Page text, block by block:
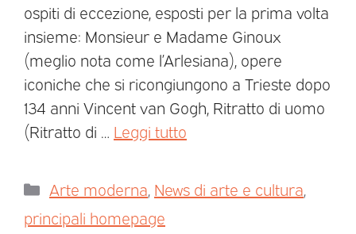
ospiti di eccezione, esposti per la prima volta
insieme: Monsieur e Madame Ginoux
(meglio nota come l’Arlesiana), opere
iconiche che si ricongiungono a Trieste dopo
134 anni Vincent van Gogh, Ritratto di uomo
(Ritratto di … Leggi tutto
Arte moderna News di arte e cultura
principali homepage